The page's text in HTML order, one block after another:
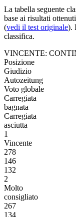
La tabella seguente
base ai risultati
(vedi il test originale).
classifica.
VINCENTE:
Posizione
Giudizio
Autozeitung
Voto globale
Carregiata
bagnata
Carregiata
asciutta
1
Vincente
278
146
132
2
Molto
consigliato
267
134